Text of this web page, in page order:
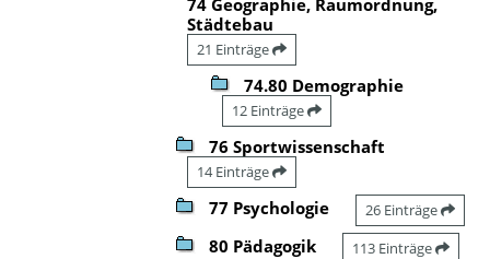
Städtebau
21 Einträge
74.80 Demographie
12 Einträge
76 Sportwissenschaft
14 Einträge
77 Psychologie 26 Einträge
80 Pädagogik 113 Einträge